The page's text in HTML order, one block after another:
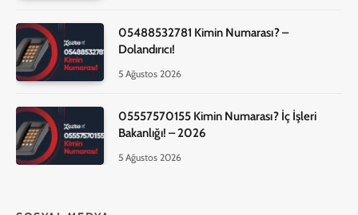
05488532781 Kimin Numarası? –
Dolandırıcı!
5 Ağustos 2026
05557570155 Kimin Numarası? İç İşleri
Bakanlığı! – 2026
5 Ağustos 2026